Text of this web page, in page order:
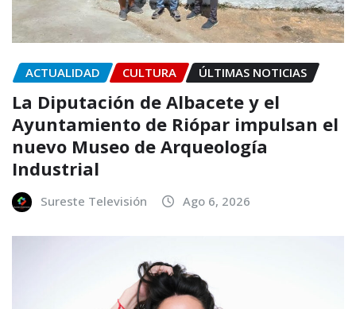
ACTUALIDAD CULTURA ÚLTIMAS NOTICIAS
La Diputación de Albacete y el
Ayuntamiento de Riópar impulsan el
nuevo Museo de Arqueología
Industrial
Sureste Televisión Ago 6, 2026